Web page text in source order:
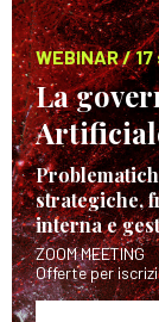
WEBINAR /
La
strategiche,
interna e
ZOOM MEETING
Offerte per